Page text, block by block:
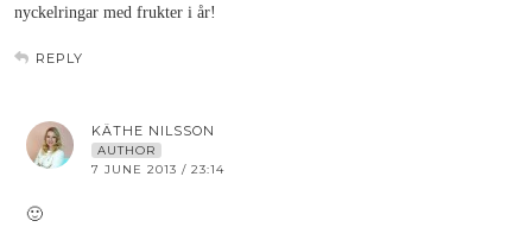
nyckelringar med frukter i år!
REPLY
KÄTHE NILSSON
AUTHOR
7 JUNE 2013 / 23:14
🙂